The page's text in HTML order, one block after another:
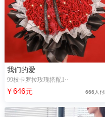
我们的爱
99枝卡罗拉玫瑰搭配1··
￥646元 666人付